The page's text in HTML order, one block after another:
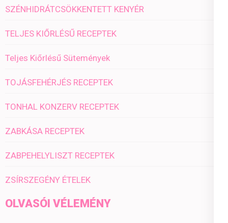
SZÉNHIDRÁTCSÖKKENTETT KENYÉR
TELJES KIŐRLÉSŰ RECEPTEK
Teljes Kiőrlésű Sütemények
TOJÁSFEHÉRJÉS RECEPTEK
TONHAL KONZERV RECEPTEK
ZABKÁSA RECEPTEK
ZABPEHELYLISZT RECEPTEK
ZSÍRSZEGÉNY ÉTELEK
OLVASÓI VÉLEMÉNY